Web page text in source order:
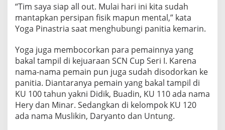
“Tim saya siap all out. Mulai hari ini kita sudah
mantapkan persipan fisik mapun mental,” kata
Yoga Pinastria saat menghubungi panitia kemarin.
Yoga juga membocorkan para pemainnya yang
bakal tampil di kejuaraan SCN Cup Seri I. Karena
nama-nama pemain pun juga sudah disodorkan ke
panitia. Diantaranya pemain yang bakal tampil di
KU 100 tahun yakni Didik, Buadin, KU 110 ada nama
Hery dan Minar. Sedangkan di kelompok KU 120
ada nama Muslikin, Daryanto dan Untung.